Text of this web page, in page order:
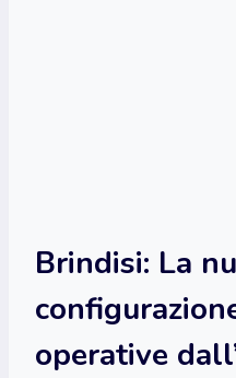
Brindisi: La
operative